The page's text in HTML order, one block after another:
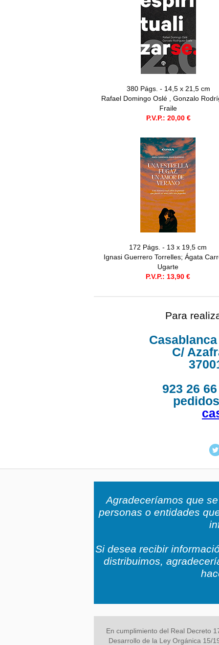
380 Págs. - 14,5 x 21,5 cm
Rafael Domingo Oslé , Gonzalo
Fraile
P.V.P.: 20,00 €
172 Págs. - 13 x 19,5 cm
Ignasi Guerrero Torrelles; Ágata
Ugarte
P.V.P.: 13,90 €
Para
C/
923 26
Agradeceríamos que
personas o entidades
Si desea recibir
distribuimos,
En cumplimiento del Real Decreto
Desarrollo de la Ley Orgánica 15/